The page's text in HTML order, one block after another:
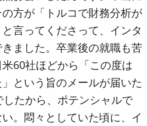
方が「トルコで財務分析が
言ってくださって、インタ
ました。卒業後の就職も苦
60社ほどから「この度は
という旨のメールが届いた
たから、ポテンシャルで
。悶々としていた頃に、イ